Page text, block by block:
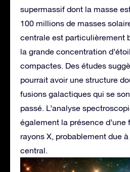
supermassif dont la masse
100 millions de masses
centrale est particulièrement
la grande concentration
compactes. Des études
pourrait avoir une structure
fusions galactiques qui se
passé. L’analyse
également la présence d’une
rayons X, probablement due
central.